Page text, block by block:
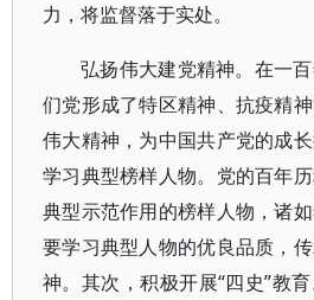
力，将监督落于实处。
弘扬伟大建党精神。在一
们党形成了特区精神、抗疫精
伟大精神，为中国共产党的成
学习典型榜样人物。党的百年
典型示范作用的榜样人物，诸
要学习典型人物的优良品质，
神。其次，积极开展“四史”教